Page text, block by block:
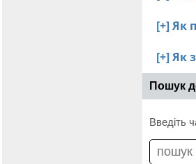
[+] Як
[+] Як
Пошук
Введіть